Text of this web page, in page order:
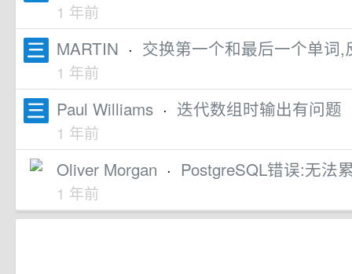
1 年前
MARTIN · 交换第一个和最后一个单词
1 年前
Paul Williams · 迭代数组时输出有问题
1 年前
Oliver Morgan · PostgreSQL错误:无法
1 年前